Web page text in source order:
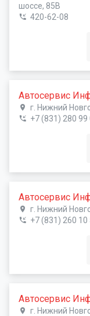
шоссе, 85В
420-62-08
Автосервис
г. Нижний
+7 (831) 280 99
Автосервис
г. Нижний
+7 (831) 260 10
Автосервис
г. Нижний